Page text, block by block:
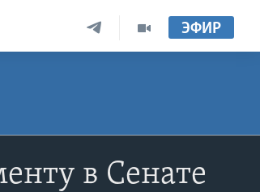
ЭФИР
в Сенате